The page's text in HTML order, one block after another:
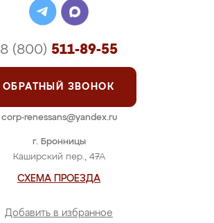
г. Бронницы
Каширский пер., 47А
СХЕМА ПРОЕЗДА
Добавить в избранное
8 (800) 511-89-55
ОБРАТНЫЙ ЗВОНОК
corp-renessans@yandex.ru